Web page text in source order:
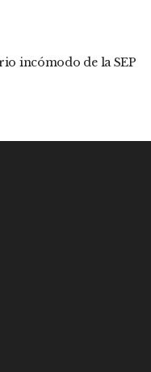
incómodo de la SEP